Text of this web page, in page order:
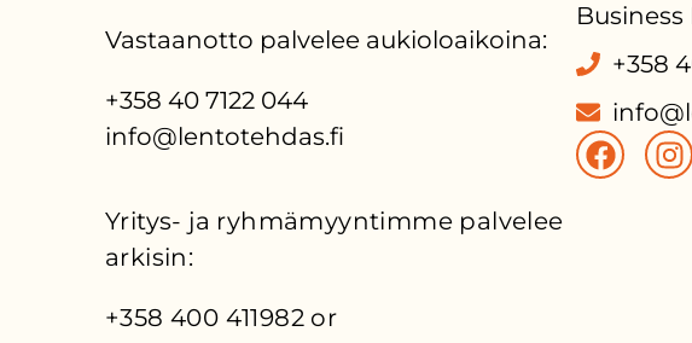
Vastaanotto palvelee aukioloaikoina:
+358 40 7122 044
info@lentotehdas.fi
Yritys- ja ryhmämyyntimme palvelee
arkisin:
+358 400 411982 or
Business
+358